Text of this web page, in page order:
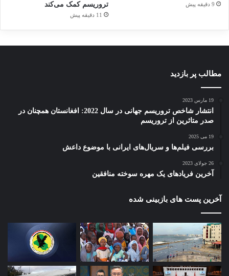
9 دقیقه پیش
تروریسم کمک می‌کند
11 دقیقه پیش
مطالب پر بازدید
19 مارس 2023
انتشار شاخص تروریسم جهانی در سال 2022: افغانستان همچنان در
صدر متاثرین از تروریسم
19 می 2025
بررسی فیلم‌ها و سریال‌های ایرانی با موضوع داعش
26 جولای 2023
آخرین فریادهای یک مهره سوخته منافقین
آخرین پست های بازبینی شده